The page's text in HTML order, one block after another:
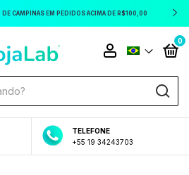
DE CAMPINAS EM PEDIDOS ACIMA DE R$100,00
0
TELEFONE
+55 19 34243703